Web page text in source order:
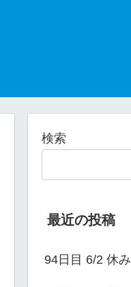
検索
最近の投稿
94日目 6/2 休み